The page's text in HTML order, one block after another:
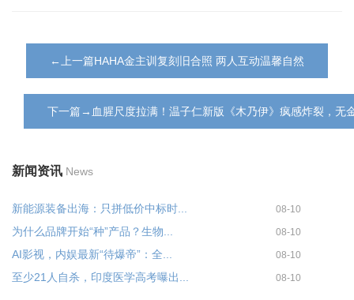
←上一篇HAHA金主训复刻旧合照 两人互动温馨自然
下一篇→血腥尺度拉满！温子仁新版《木乃伊》疯感炸裂，无
新闻资讯 News
新能源装备出海：只拼低价中标时... 08-10
为什么品牌开始“种”产品？生物... 08-10
AI影视，内娱最新“待爆帝”：全... 08-10
至少21人自杀，印度医学高考曝出... 08-10